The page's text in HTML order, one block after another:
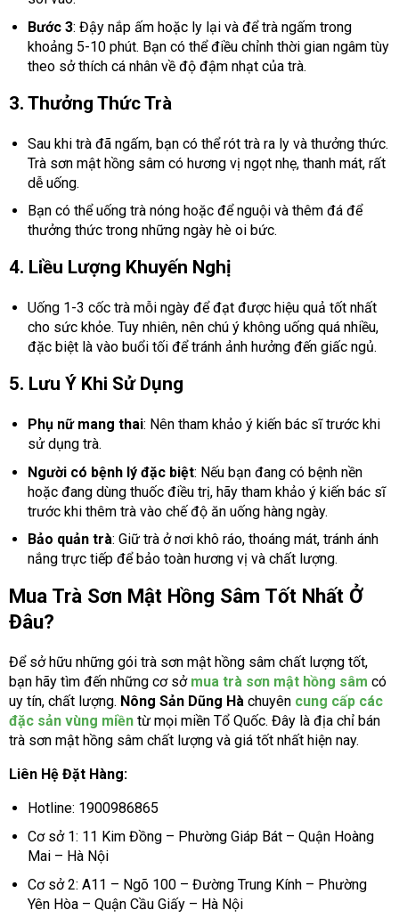
Bước 3: Đậy nắp ấm hoặc ly lại và để trà ngấm trong
khoảng 5-10 phút. Bạn có thể điều chỉnh thời gian ngâm tùy
theo sở thích cá nhân về độ đậm nhạt của trà.
3. Thưởng Thức Trà
Sau khi trà đã ngấm, bạn có thể rót trà ra ly và thưởng thức.
Trà sơn mật hồng sâm có hương vị ngọt nhẹ, thanh mát, rất
dễ uống.
Bạn có thể uống trà nóng hoặc để nguội và thêm đá để
thưởng thức trong những ngày hè oi bức.
4. Liều Lượng Khuyến Nghị
Uống 1-3 cốc trà mỗi ngày để đạt được hiệu quả tốt nhất
cho sức khỏe. Tuy nhiên, nên chú ý không uống quá nhiều,
đặc biệt là vào buổi tối để tránh ảnh hưởng đến giấc ngủ.
5. Lưu Ý Khi Sử Dụng
Phụ nữ mang thai: Nên tham khảo ý kiến bác sĩ trước khi
sử dụng trà.
Người có bệnh lý đặc biệt: Nếu bạn đang có bệnh nền
hoặc đang dùng thuốc điều trị, hãy tham khảo ý kiến bác sĩ
trước khi thêm trà vào chế độ ăn uống hàng ngày.
Bảo quản trà: Giữ trà ở nơi khô ráo, thoáng mát, tránh ánh
nắng trực tiếp để bảo toàn hương vị và chất lượng.
Mua Trà Sơn Mật Hồng Sâm Tốt Nhất Ở
Đâu?
Để sở hữu những gói trà sơn mật hồng sâm chất lượng tốt,
bạn hãy tìm đến những cơ sở mua trà sơn mật hồng sâm có
uy tín, chất lượng. Nông Sản Dũng Hà chuyên cung cấp các
đặc sản vùng miền từ mọi miền Tổ Quốc. Đây là địa chỉ bán
trà sơn mật hồng sâm chất lượng và giá tốt nhất hiện nay.
Liên Hệ Đặt Hàng:
Hotline: 1900986865
Cơ sở 1: 11 Kim Đồng – Phường Giáp Bát – Quận Hoàng
Mai – Hà Nội
Cơ sở 2: A11 – Ngõ 100 – Đường Trung Kính – Phường
Yên Hòa – Quận Cầu Giấy – Hà Nội